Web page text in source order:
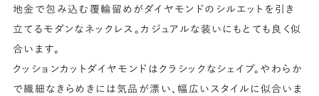
地金で包み込む覆輪留めがダイヤモンドのシルエットを引き
立てるモダンなネックレス。カジュアルな装いにもとても良く似
合います。
クッションカットダイヤモンドはクラシックなシェイプ。やわらか
で繊細なきらめきには気品が漂い、幅広いスタイルに似合いま